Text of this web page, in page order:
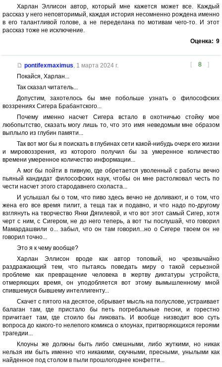
Харлан Эллисон автор, который мне кажется может все. Каждый
рассказ у него неповторимый, каждая история несомненно рождена именно
в его талантливой голове, а не переделана по мотивам чего-то. И этот
рассказ тоже не исключение.
Оценка: 9
[ 8 ]
pontifexmaximus, 1 марта 2024 г.
Покайся, Харлан...
Так сказал читатель...
Допустим, захотелось бы мне побольше узнать о философских
воззрениях Сигера Брабантского...
Почему именно насчет Сигера встало в охотничью стойку мое
любопытство, сказать могу лишь то, что это имя неведомым мне образом
выплыло из глубин памяти...
Так вот мог бы я поискать в глубинах сети какой-нибудь очерк его жизни
и мировоззрения, из которого получил бы за умеренное количество
времени умеренное количество информации...
А мог бы пойти в пивную, где обретается уволенный с работы вечно
пьяный кандидат философских наук, чтобы он мне растолковал честь по
чести насчет этого стародавнего схоласта...
И услышал бы о том, что пиво здесь вечно не доливают, и о том, что
жена его все время пилит, а теща так и подавно, и что надо по-другому
взглянуть на творчество Янки Дягилевой, и что вот этот самый Сигер, хотя
черт с ним, с Сигером, не до него теперь, а вот ты послушай, что говорил
Мамардашвили о... забыл, что он там говорил...но о Сигере твоем он не
говорил точно...
Это я к чему вообще?
Харлан Эллисон вроде как автор топовый, но чрезвычайно
раздражающий тем, что пытаясь поведать миру о такой серьезной
проблеме как превращение человека в жертву диктатуры устройств,
отмеряющих время, он уподобляется вот этому вымышленному мной
спившемуся бывшему интеллигенту...
Скачет с пятого на десятое, обрывает мысль на полуслове, устраивает
балаган там, где пристало бы петь погребальные песни, и горестно
причитает там, где стоило бы ликовать. И вообще низводит всю суть
вопроса до какого-то нелепого комикса о клоунах, притворяющихся героями
трагедии...
Клоуны же должны быть либо смешными, либо жуткими, но никак
нельзя им быть именно что никакими, скучными, пресными, унылыми как
найденное под столом в пыли прошлогоднее конфетти...